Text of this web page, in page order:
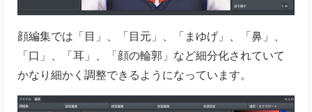
顔編集では 「目」、「目元」、「まゆげ」、「鼻」、
「口」、「耳」、「顔の輪郭」など細分化されていて
かなり細かく調整できるようになっています。